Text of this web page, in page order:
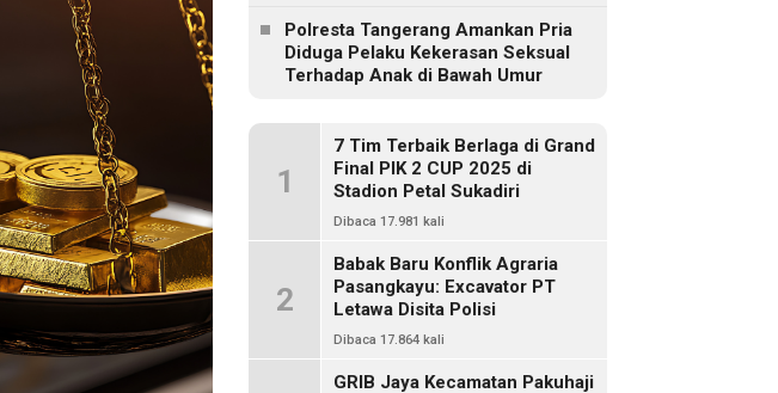
Polresta Tangerang Amankan Pria
Diduga Pelaku Kekerasan Seksual
Terhadap Anak di Bawah Umur
1
7 Tim Terbaik Berlaga di Grand
Final PIK 2 CUP 2025 di
Stadion Petal Sukadiri
Dibaca 17.981 kali
2
Babak Baru Konflik Agraria
Pasangkayu: Excavator PT
Letawa Disita Polisi
Dibaca 17.864 kali
GRIB Jaya Kecamatan Pakuhaji